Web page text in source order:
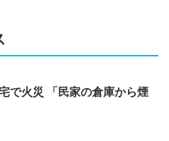
で火災 「民家の倉庫から煙